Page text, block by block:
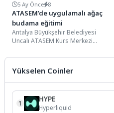
5 Ay Önce 8
ATASEM’de uygulamalı ağaç
budama eğitimi
Antalya Büyükşehir Belediyesi
Uncalı ATASEM Kurs Merkezi
uygulamalı olarak ağaç budama
ve aşılama...
Yükselen Coinler
1 HYPE
Hyperliquid